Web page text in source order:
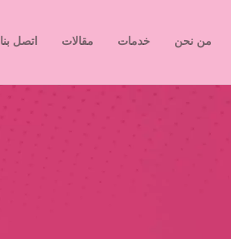
من نحن خدمات مقالات اتصل بنا